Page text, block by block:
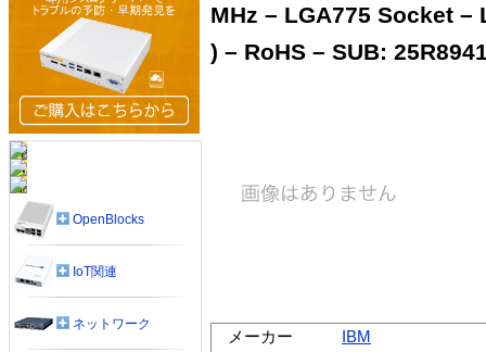
MHz – LGA775 Socket –
) – RoHS – SUB:
メーカー
IBM
OpenBlocks
IoT関連
ネットワーク